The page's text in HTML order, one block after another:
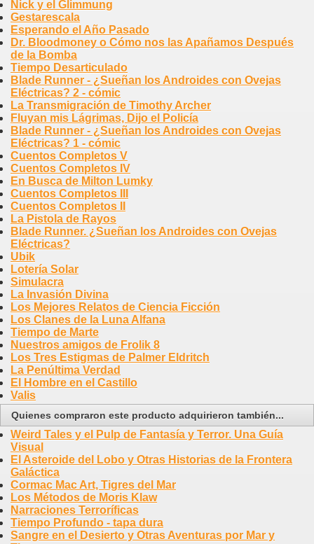
Nick y el Glimmung
Gestarescala
Esperando el Año Pasado
Dr. Bloodmoney o Cómo nos las Apañamos Después
de la Bomba
Tiempo Desarticulado
Blade Runner - ¿Sueñan los Androides con Ovejas
Eléctricas? 2 - cómic
La Transmigración de Timothy Archer
Fluyan mis Lágrimas, Dijo el Policía
Blade Runner - ¿Sueñan los Androides con Ovejas
Eléctricas? 1 - cómic
Cuentos Completos V
Cuentos Completos IV
En Busca de Milton Lumky
Cuentos Completos III
Cuentos Completos II
La Pistola de Rayos
Blade Runner. ¿Sueñan los Androides con Ovejas
Eléctricas?
Ubik
Lotería Solar
Simulacra
La Invasión Divina
Los Mejores Relatos de Ciencia Ficción
Los Clanes de la Luna Alfana
Tiempo de Marte
Nuestros amigos de Frolik 8
Los Tres Estigmas de Palmer Eldritch
La Penúltima Verdad
El Hombre en el Castillo
Valis
Quienes compraron este producto adquirieron también...
Weird Tales y el Pulp de Fantasía y Terror. Una Guía
Visual
El Asteroide del Lobo y Otras Historias de la Frontera
Galáctica
Cormac Mac Art, Tigres del Mar
Los Métodos de Moris Klaw
Narraciones Terroríficas
Tiempo Profundo - tapa dura
Sangre en el Desierto y Otras Aventuras por Mar y